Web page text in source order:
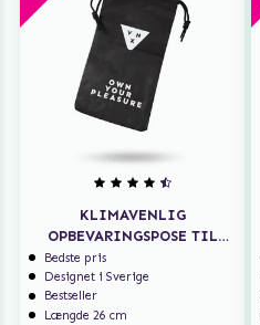
KLIMAVENLIG
OPBEVARINGSPOSE TIL
SEXLEGETØJ
Bedste pris
Designet i Sverige
Bestseller
Længde 26 cm